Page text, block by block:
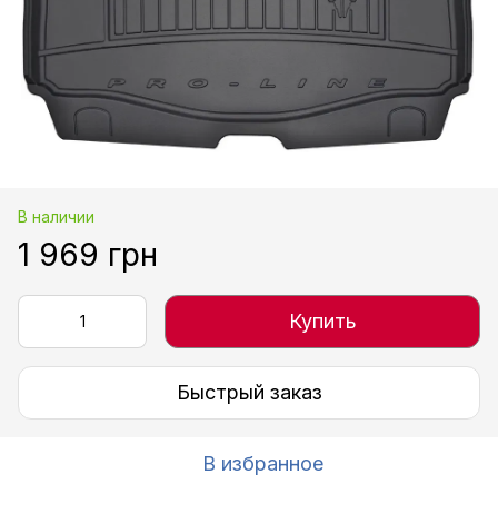
В наличии
1 969 грн
Купить
Быстрый заказ
В избранное